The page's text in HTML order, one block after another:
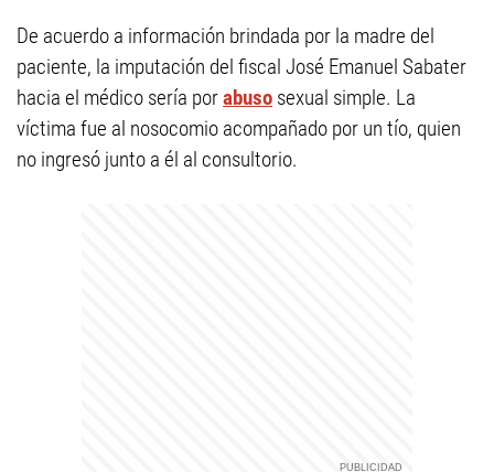
De acuerdo a información brindada por la madre del
paciente, la imputación del fiscal José Emanuel Sabater
hacia el médico sería porabuso sexual simple. La
víctima fue al nosocomio acompañado por un tío, quien
no ingresó junto a él al consultorio.